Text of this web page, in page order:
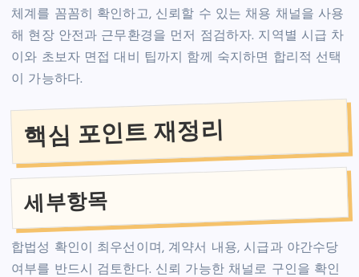
체계를 꼼꼼히 확인하고, 신뢰할 수 있는 채용 채널을 사용
해 현장 안전과 근무환경을 먼저 점검하자. 지역별 시급 차
이와 초보자 면접 대비 팁까지 함께 숙지하면 합리적 선택
이 가능하다.
핵심 포인트 재정리
세부항목
합법성 확인이 최우선이며, 계약서 내용, 시급과 야간수당
여부를 반드시 검토한다. 신뢰 가능한 채널로 구인을 확인